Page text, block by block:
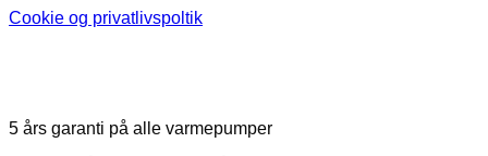
Cookie og privatlivspoltik
5 års garanti på alle varmepumper